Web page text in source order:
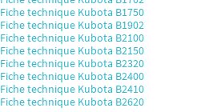
Fiche technique Kubota B1750
Fiche technique Kubota B1902
Fiche technique Kubota B2100
Fiche technique Kubota B2150
Fiche technique Kubota B2320
Fiche technique Kubota B2400
Fiche technique Kubota B2410
Fiche technique Kubota B2620